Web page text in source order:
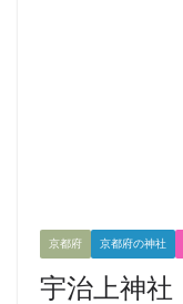
京都府 京都府の神社
宇治上神社